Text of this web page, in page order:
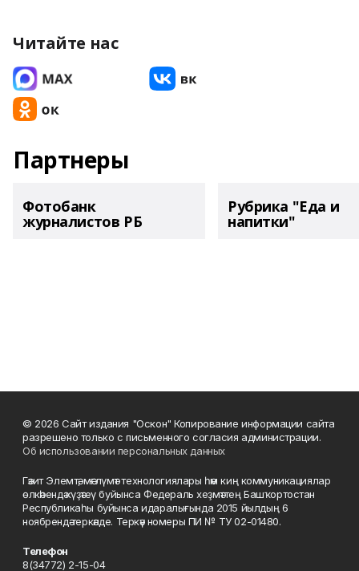
Читайте нас
Партнеры
Фотобанк
журналистов РБ
Рубрика "Еда и
напитки"
© 2026 Сайт издания "Оскон" Копирование информации сайта
разрешено только с письменного согласия администрации.
Об использовании персональных данных
Гәзит Элемтә, мәғлүмәт технологиялары һәм киң коммуникациялар
өлкәһендә күҙәтеү буйынса Федераль хеҙмәттең Башҡортостан
Республикаһы буйынса идаралығында 2015 йылдың 6
ноябрендә теркәлде. Теркәү номеры ПИ № ТУ 02-01480.
Телефон
8(34772) 2-15-04